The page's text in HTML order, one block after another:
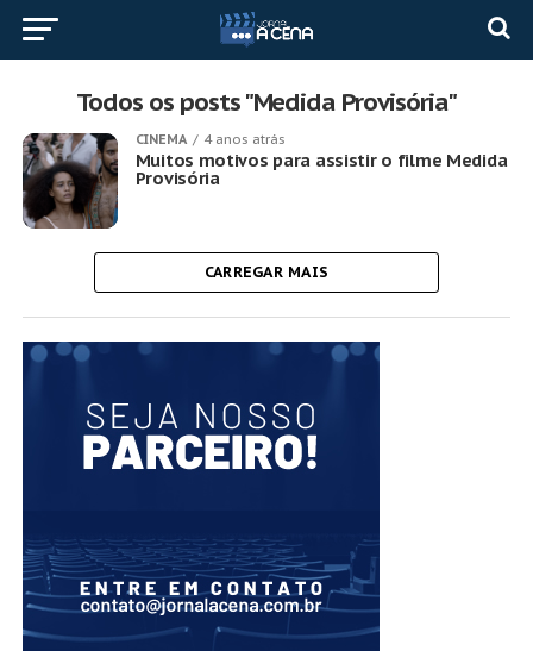
Todos os posts "Medida Provisória"
CINEMA 4 anos atrás
Muitos motivos para assistir o filme Medida
Provisória
CARREGAR MAIS